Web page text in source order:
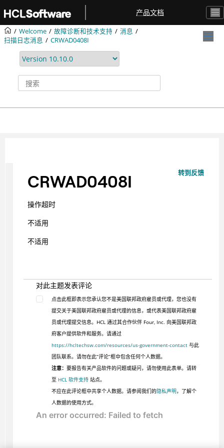
产品文档
Welcome 故障诊断和技术支持
消息
扫描日志消息
CRWAD0408I
转到反馈
CRWAD0408I
操作超时
不适用
不适用
对此主题发表评论
点击此框即表示您承认您不是美国联邦政府雇员或代理，您也没有
提交关于美国联邦政府雇员或代理的信息，或代表美国联邦政府雇
员或代理提交信息。HCL 通过其合作伙伴 Four, Inc. 向美国联邦政
府客户提供软件和服务。请通过
https://hcltechsw.com/resources/us-government-contact与此
团队联系。请勿在此“评论”框中包含任何个人数据。
注意： 要报告有关产品软件的问题或疑问，请勿使用此表单。请转
至 HCL 软件支持站点。
不应在此评论框中共享个人数据。请参阅我们的隐私声明，了解个
人数据的使用方式。